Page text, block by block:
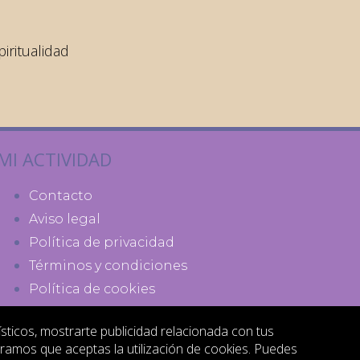
ACTIVIDAD
Contacto
Aviso legal
Política de privacidad
Términos y condiciones
Política de cookies
mostrarte publicidad relacionada con tus
que aceptas la utilización de cookies. Puedes